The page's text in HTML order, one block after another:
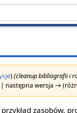
)(cleanup bibliografii i
następna wersja →
zasobów,